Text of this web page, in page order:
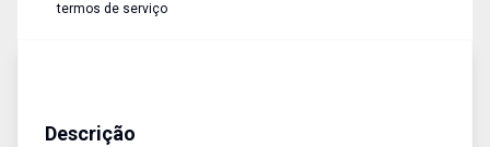
termos de serviço
Descrição